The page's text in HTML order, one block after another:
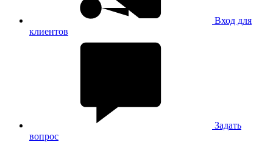
Вход для
клиентов
Задать
вопрос